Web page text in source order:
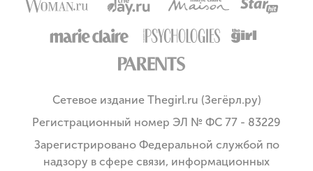
Сетевое издание Thegirl.ru (Зегёрл.ру)
Регистрационный номер ЭЛ № ФС 77 - 83229
Зарегистрировано Федеральной службой по
надзору в сфере связи, информационных